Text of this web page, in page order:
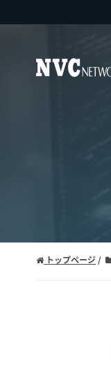
トップページ